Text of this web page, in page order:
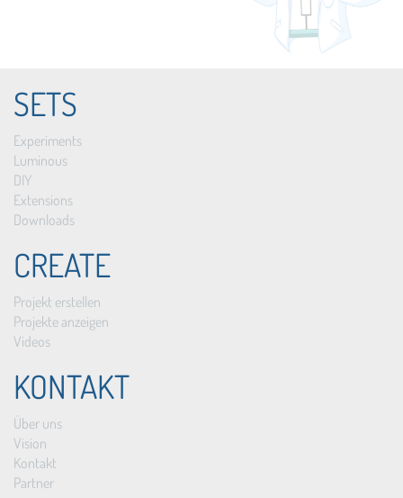
SETS
Experiments
Luminous
DIY
Extensions
Downloads
CREATE
Projekt erstellen
Projekte anzeigen
Videos
KONTAKT
Über uns
Vision
Kontakt
Partner